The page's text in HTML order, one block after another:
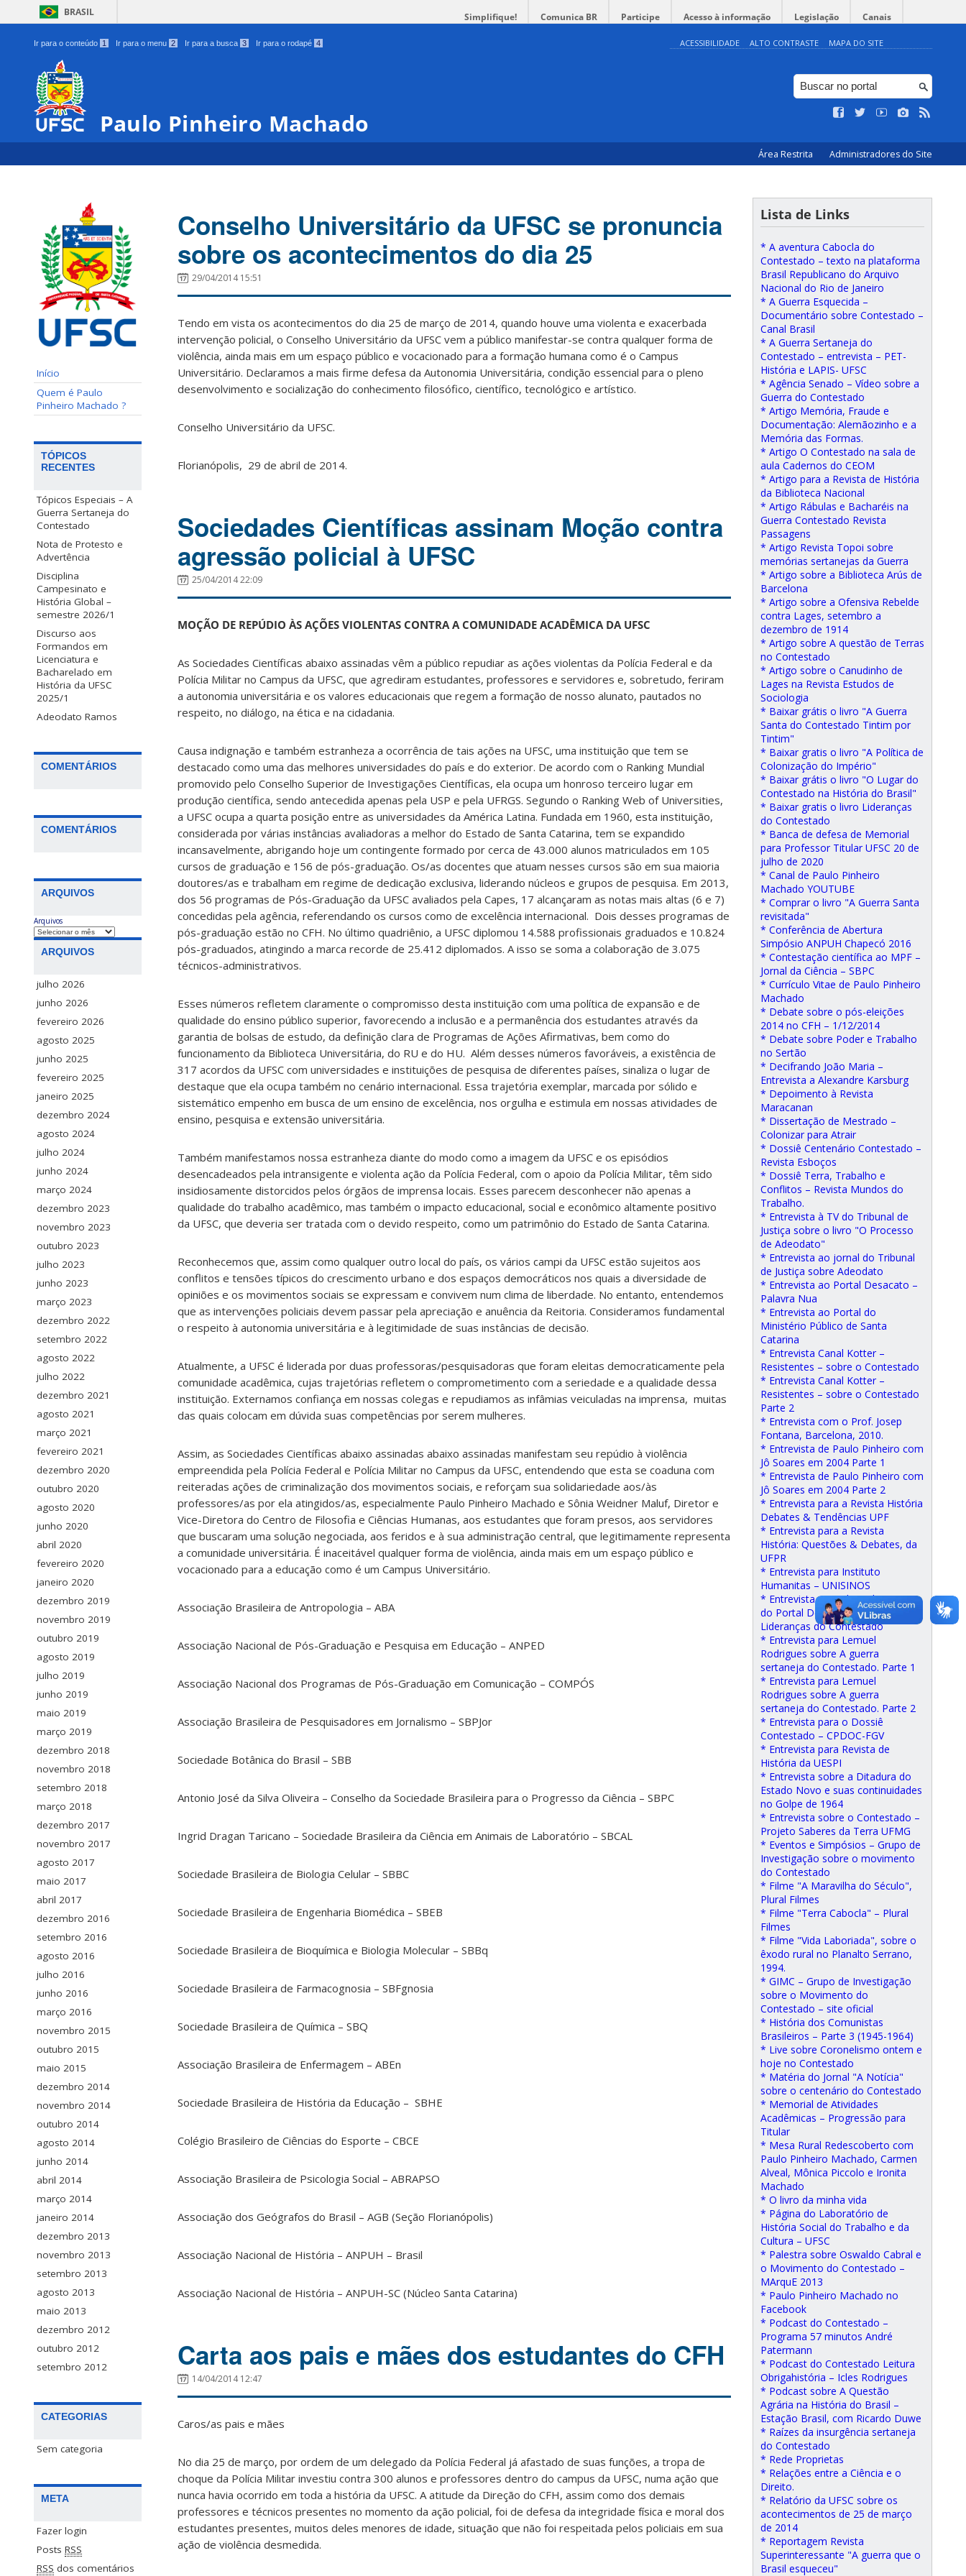
BRASIL Simplifique! Comunica BR Participe Acesso à informação Legislação Canais
Ir para o conteúdo 1 Ir para o menu 2 Ir para a busca 3 Ir para o rodapé 4 ACESSIBILIDADE ALTO CONTRASTE MAPA DO SITE
Paulo Pinheiro Machado
Área Restrita Administradores do Site
Início
Quem é Paulo
Pinheiro Machado ?
TÓPICOS
RECENTES
Tópicos Especiais – A
Guerra Sertaneja do
Contestado
Nota de Protesto e
Advertência
Disciplina
Campesinato e
História Global –
semestre 2026/1
Discurso aos
Formandos em
Licenciatura e
Bacharelado em
História da UFSC
2025/1
Adeodato Ramos
COMENTÁRIOS
COMENTÁRIOS
ARQUIVOS
Arquivos
ARQUIVOS
julho 2026
junho 2026
fevereiro 2026
agosto 2025
junho 2025
fevereiro 2025
janeiro 2025
dezembro 2024
agosto 2024
julho 2024
junho 2024
março 2024
dezembro 2023
novembro 2023
outubro 2023
julho 2023
junho 2023
março 2023
dezembro 2022
setembro 2022
agosto 2022
julho 2022
dezembro 2021
agosto 2021
março 2021
fevereiro 2021
dezembro 2020
outubro 2020
agosto 2020
junho 2020
abril 2020
fevereiro 2020
janeiro 2020
dezembro 2019
novembro 2019
outubro 2019
agosto 2019
julho 2019
junho 2019
maio 2019
março 2019
dezembro 2018
novembro 2018
setembro 2018
março 2018
dezembro 2017
novembro 2017
agosto 2017
maio 2017
abril 2017
dezembro 2016
setembro 2016
agosto 2016
julho 2016
junho 2016
março 2016
novembro 2015
outubro 2015
maio 2015
dezembro 2014
novembro 2014
outubro 2014
agosto 2014
junho 2014
abril 2014
março 2014
janeiro 2014
dezembro 2013
novembro 2013
setembro 2013
agosto 2013
maio 2013
dezembro 2012
outubro 2012
setembro 2012
CATEGORIAS
Sem categoria
META
Fazer login
Posts RSS
RSS dos comentários
Conselho Universitário da UFSC se pronuncia
sobre os acontecimentos do dia 25
29/04/2014 15:51
Tendo em vista os acontecimentos do dia 25 de março de 2014, quando houve uma violenta e exacerbada
intervenção policial, o Conselho Universitário da UFSC vem a público manifestar-se contra qualquer forma de
violência, ainda mais em um espaço público e vocacionado para a formação humana como é o Campus
Universitário. Declaramos a mais firme defesa da Autonomia Universitária, condição essencial para o pleno
desenvolvimento e socialização do conhecimento filosófico, científico, tecnológico e artístico.
Conselho Universitário da UFSC.
Florianópolis, 29 de abril de 2014.
Sociedades Científicas assinam Moção contra
agressão policial à UFSC
25/04/2014 22:09
MOÇÃO DE REPÚDIO ÀS AÇÕES VIOLENTAS CONTRA A COMUNIDADE ACADÊMICA DA UFSC
As Sociedades Científicas abaixo assinadas vêm a público repudiar as ações violentas da Polícia Federal e da
Polícia Militar no Campus da UFSC, que agrediram estudantes, professores e servidores e, sobretudo, feriram
a autonomia universitária e os valores educacionais que regem a formação de nosso alunato, pautados no
respeito, no diálogo, na ética e na cidadania.
Causa indignação e também estranheza a ocorrência de tais ações na UFSC, uma instituição que tem se
destacado como uma das melhores universidades do país e do exterior. De acordo com o Ranking Mundial
promovido pelo Conselho Superior de Investigações Científicas, ela ocupa um honroso terceiro lugar em
produção científica, sendo antecedida apenas pela USP e pela UFRGS. Segundo o Ranking Web of Universities,
a UFSC ocupa a quarta posição entre as universidades da América Latina. Fundada em 1960, esta instituição,
considerada por várias instâncias avaliadoras a melhor do Estado de Santa Catarina, tem se expandido
incansavelmente, abrigando hoje um contingente formado por cerca de 43.000 alunos matriculados em 105
cursos de graduação e 156 de pós-graduação. Os/as docentes que atuam nesses cursos são em sua maioria
doutores/as e trabalham em regime de dedicação exclusiva, liderando núcleos e grupos de pesquisa. Em 2013,
dos 56 programas de Pós-Graduação da UFSC avaliados pela Capes, 17 alcançaram as notas mais altas (6 e 7)
concedidas pela agência, referendando os cursos como de excelência internacional. Dois desses programas de
pós-graduação estão no CFH. No último quadriênio, a UFSC diplomou 14.588 profissionais graduados e 10.824
pós-graduados, atingindo a marca recorde de 25.412 diplomados. A isso se soma a colaboração de 3.075
técnicos-administrativos.
Esses números refletem claramente o compromisso desta instituição com uma política de expansão e de
qualidade do ensino público superior, favorecendo a inclusão e a permanência dos estudantes através da
garantia de bolsas de estudo, da definição clara de Programas de Ações Afirmativas, bem como do
funcionamento da Biblioteca Universitária, do RU e do HU. Além desses números favoráveis, a existência de
317 acordos da UFSC com universidades e instituições de pesquisa de diferentes países, sinaliza o lugar de
destaque que ela ocupa também no cenário internacional. Essa trajetória exemplar, marcada por sólido e
sistemático empenho em busca de um ensino de excelência, nos orgulha e estimula em nossas atividades de
ensino, pesquisa e extensão universitária.
Também manifestamos nossa estranheza diante do modo como a imagem da UFSC e os episódios
desencadeados pela intransigente e violenta ação da Polícia Federal, com o apoio da Polícia Militar, têm sido
insidiosamente distorcidos pelos órgãos de imprensa locais. Esses parecem desconhecer não apenas a
qualidade do trabalho acadêmico, mas também o impacto educacional, social e econômico altamente positivo
da UFSC, que deveria ser tratada com o devido respeito, como um patrimônio do Estado de Santa Catarina.
Reconhecemos que, assim como qualquer outro local do país, os vários campi da UFSC estão sujeitos aos
conflitos e tensões típicos do crescimento urbano e dos espaços democráticos nos quais a diversidade de
opiniões e os movimentos sociais se expressam e convivem num clima de liberdade. No entanto, entendemos
que as intervenções policiais devem passar pela apreciação e anuência da Reitoria. Consideramos fundamental
o respeito à autonomia universitária e à legitimidade de suas instâncias de decisão.
Atualmente, a UFSC é liderada por duas professoras/pesquisadoras que foram eleitas democraticamente pela
comunidade acadêmica, cujas trajetórias refletem o comprometimento com a seriedade e a qualidade dessa
instituição. Externamos confiança em nossas colegas e repudiamos as infâmias veiculadas na imprensa, muitas
das quais colocam em dúvida suas competências por serem mulheres.
Assim, as Sociedades Científicas abaixo assinadas abaixo assinadas manifestam seu repúdio à violência
empreendida pela Polícia Federal e Polícia Militar no Campus da UFSC, entendendo que esta se coaduna com
reiteradas ações de criminalização dos movimentos sociais, e reforçam sua solidariedade aos/às
professores/as por ela atingidos/as, especialmente Paulo Pinheiro Machado e Sônia Weidner Maluf, Diretor e
Vice-Diretora do Centro de Filosofia e Ciências Humanas, aos estudantes que foram presos, aos servidores
que buscaram uma solução negociada, aos feridos e à sua administração central, que legitimamente representa
a comunidade universitária. É inaceitável qualquer forma de violência, ainda mais em um espaço público e
vocacionado para a educação como é um Campus Universitário.
Associação Brasileira de Antropologia – ABA
Associação Nacional de Pós-Graduação e Pesquisa em Educação – ANPED
Associação Nacional dos Programas de Pós-Graduação em Comunicação – COMPÓS
Associação Brasileira de Pesquisadores em Jornalismo – SBPJor
Sociedade Botânica do Brasil – SBB
Antonio José da Silva Oliveira – Conselho da Sociedade Brasileira para o Progresso da Ciência – SBPC
Ingrid Dragan Taricano – Sociedade Brasileira da Ciência em Animais de Laboratório – SBCAL
Sociedade Brasileira de Biologia Celular – SBBC
Sociedade Brasileira de Engenharia Biomédica – SBEB
Sociedade Brasileira de Bioquímica e Biologia Molecular – SBBq
Sociedade Brasileira de Farmacognosia – SBFgnosia
Sociedade Brasileira de Química – SBQ
Associação Brasileira de Enfermagem – ABEn
Sociedade Brasileira de História da Educação – SBHE
Colégio Brasileiro de Ciências do Esporte – CBCE
Associação Brasileira de Psicologia Social – ABRAPSO
Associação dos Geógrafos do Brasil – AGB (Seção Florianópolis)
Associação Nacional de História – ANPUH – Brasil
Associação Nacional de História – ANPUH-SC (Núcleo Santa Catarina)
Carta aos pais e mães dos estudantes do CFH
14/04/2014 12:47
Caros/as pais e mães
No dia 25 de março, por ordem de um delegado da Polícia Federal já afastado de suas funções, a tropa de
choque da Polícia Militar investiu contra 300 alunos e professores dentro do campus da UFSC, numa ação que
nunca havia ocorrido em toda a história da UFSC. A atitude da Direção do CFH, assim como dos demais
professores e técnicos presentes no momento da ação policial, foi de defesa da integridade física e moral dos
estudantes presentes, muitos deles menores de idade, situação que não foi respeitada pelos policiais em sua
ação de violência desmedida.
Lista de Links
* A aventura Cabocla do
Contestado – texto na plataforma
Brasil Republicano do Arquivo
Nacional do Rio de Janeiro
* A Guerra Esquecida –
Documentário sobre Contestado –
Canal Brasil
* A Guerra Sertaneja do
Contestado – entrevista – PET-
História e LAPIS- UFSC
* Agência Senado – Vídeo sobre a
Guerra do Contestado
* Artigo Memória, Fraude e
Documentação: Alemãozinho e a
Memória das Formas.
* Artigo O Contestado na sala de
aula Cadernos do CEOM
* Artigo para a Revista de História
da Biblioteca Nacional
* Artigo Rábulas e Bacharéis na
Guerra Contestado Revista
Passagens
* Artigo Revista Topoi sobre
memórias sertanejas da Guerra
* Artigo sobre a Biblioteca Arús de
Barcelona
* Artigo sobre a Ofensiva Rebelde
contra Lages, setembro a
dezembro de 1914
* Artigo sobre A questão de Terras
no Contestado
* Artigo sobre o Canudinho de
Lages na Revista Estudos de
Sociologia
* Baixar grátis o livro "A Guerra
Santa do Contestado Tintim por
Tintim"
* Baixar gratis o livro "A Política de
Colonização do Império"
* Baixar grátis o livro "O Lugar do
Contestado na História do Brasil"
* Baixar gratis o livro Lideranças
do Contestado
* Banca de defesa de Memorial
para Professor Titular UFSC 20 de
julho de 2020
* Canal de Paulo Pinheiro
Machado YOUTUBE
* Comprar o livro "A Guerra Santa
revisitada"
* Conferência de Abertura
Simpósio ANPUH Chapecó 2016
* Contestação científica ao MPF –
Jornal da Ciência – SBPC
* Currículo Vitae de Paulo Pinheiro
Machado
* Debate sobre o pós-eleições
2014 no CFH – 1/12/2014
* Debate sobre Poder e Trabalho
no Sertão
* Decifrando João Maria –
Entrevista a Alexandre Karsburg
* Depoimento à Revista
Maracanan
* Dissertação de Mestrado –
Colonizar para Atrair
* Dossiê Centenário Contestado –
Revista Esboços
* Dossiê Terra, Trabalho e
Conflitos – Revista Mundos do
Trabalho.
* Entrevista à TV do Tribunal de
Justiça sobre o livro "O Processo
de Adeodato"
* Entrevista ao jornal do Tribunal
de Justiça sobre Adeodato
* Entrevista ao Portal Desacato –
Palavra Nua
* Entrevista ao Portal do
Ministério Público de Santa
Catarina
* Entrevista Canal Kotter –
Resistentes – sobre o Contestado
* Entrevista Canal Kotter –
Resistentes – sobre o Contestado
Parte 2
* Entrevista com o Prof. Josep
Fontana, Barcelona, 2010.
* Entrevista de Paulo Pinheiro com
Jô Soares em 2004 Parte 1
* Entrevista de Paulo Pinheiro com
Jô Soares em 2004 Parte 2
* Entrevista para a Revista História
Debates & Tendências UPF
* Entrevista para a Revista
História: Questões & Debates, da
UFPR
* Entrevista para Instituto
Humanitas – UNISINOS
* Entrevista para Jilson de Souza,
do Portal Desacato, sobre as
Lideranças do Contestado
* Entrevista para Lemuel
Rodrigues sobre A guerra
sertaneja do Contestado. Parte 1
* Entrevista para Lemuel
Rodrigues sobre A guerra
sertaneja do Contestado. Parte 2
* Entrevista para o Dossiê
Contestado – CPDOC-FGV
* Entrevista para Revista de
História da UESPI
* Entrevista sobre a Ditadura do
Estado Novo e suas continuidades
no Golpe de 1964
* Entrevista sobre o Contestado –
Projeto Saberes da Terra UFMG
* Eventos e Simpósios – Grupo de
Investigação sobre o movimento
do Contestado
* Filme "A Maravilha do Século",
Plural Filmes
* Filme "Terra Cabocla" – Plural
Filmes
* Filme "Vida Laboriada", sobre o
êxodo rural no Planalto Serrano,
1994.
* GIMC – Grupo de Investigação
sobre o Movimento do
Contestado – site oficial
* História dos Comunistas
Brasileiros – Parte 3 (1945-1964)
* Live sobre Coronelismo ontem e
hoje no Contestado
* Matéria do Jornal "A Notícia"
sobre o centenário do Contestado
* Memorial de Atividades
Acadêmicas – Progressão para
Titular
* Mesa Rural Redescoberto com
Paulo Pinheiro Machado, Carmen
Alveal, Mônica Piccolo e Ironita
Machado
* O livro da minha vida
* Página do Laboratório de
História Social do Trabalho e da
Cultura – UFSC
* Palestra sobre Oswaldo Cabral e
o Movimento do Contestado –
MArquE 2013
* Paulo Pinheiro Machado no
Facebook
* Podcast do Contestado –
Programa 57 minutos André
Patermann
* Podcast do Contestado Leitura
Obrigahistória – Icles Rodrigues
* Podcast sobre A Questão
Agrária na História do Brasil –
Estação Brasil, com Ricardo Duwe
* Raízes da insurgência sertaneja
do Contestado
* Rede Proprietas
* Relações entre a Ciência e o
Direito.
* Relatório da UFSC sobre os
acontecimentos de 25 de março
de 2014
* Reportagem Revista
Superinteressante "A guerra que o
Brasil esqueceu"